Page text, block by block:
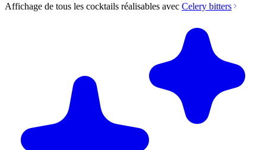
Affichage de tous les cocktails réalisables avec Celery bitters